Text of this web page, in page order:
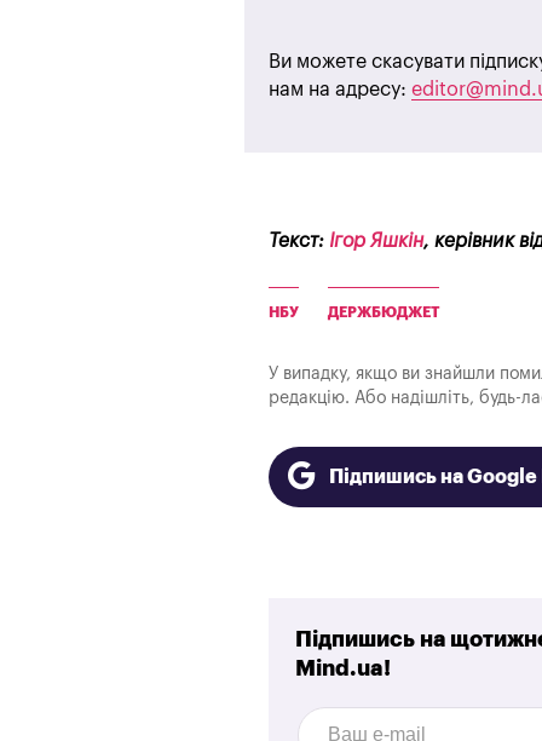
Ви можете скасувати
нам на адресу:
Текст: Ігор Яшкін, керівник
НБУ ДЕРЖБЮДЖЕТ
У випадку, якщо ви знайшли
редакцію. Або надішліть, будь-
Підпишись на Google
Підпишись на
Mind.ua!